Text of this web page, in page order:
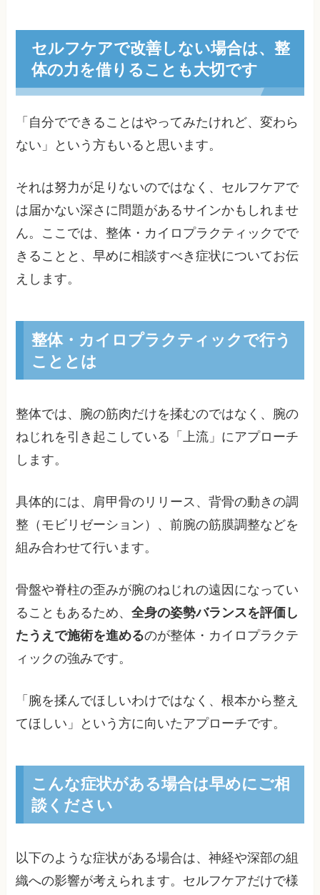
セルフケアで改善しない場合は、整
体の力を借りることも大切です
「自分でできることはやってみたけれど、変わら
ない」という方もいると思います。
それは努力が足りないのではなく、セルフケアで
は届かない深さに問題があるサインかもしれませ
ん。ここでは、整体・カイロプラクティックでで
きることと、早めに相談すべき症状についてお伝
えします。
整体・カイロプラクティックで行う
こととは
整体では、腕の筋肉だけを揉むのではなく、腕の
ねじれを引き起こしている「上流」にアプローチ
します。
具体的には、肩甲骨のリリース、背骨の動きの調
整（モビリゼーション）、前腕の筋膜調整などを
組み合わせて行います。
骨盤や脊柱の歪みが腕のねじれの遠因になってい
ることもあるため、全身の姿勢バランスを評価し
たうえで施術を進めるのが整体・カイロプラクテ
ィックの強みです。
「腕を揉んでほしいわけではなく、根本から整え
てほしい」という方に向いたアプローチです。
こんな症状がある場合は早めにご相
談ください
以下のような症状がある場合は、神経や深部の組
織への影響が考えられます。セルフケアだけで様